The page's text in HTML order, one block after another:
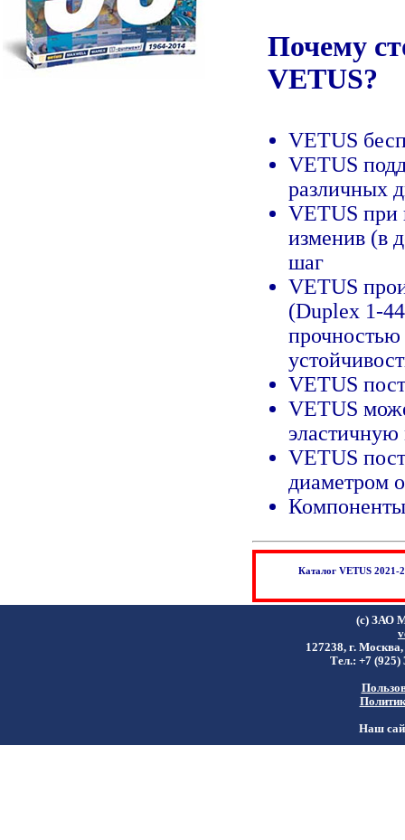
Почему
VETUS?
VETUS
VETUS
различных
VETUS при
изменив (в
шаг
VETUS
(Duplex 1-
VETUS
VETUS
VETUS
диаметром
Каталог VETUS 2021-
(c) ЗАО
127238, г.
Тел.: +7 (925)
Наш